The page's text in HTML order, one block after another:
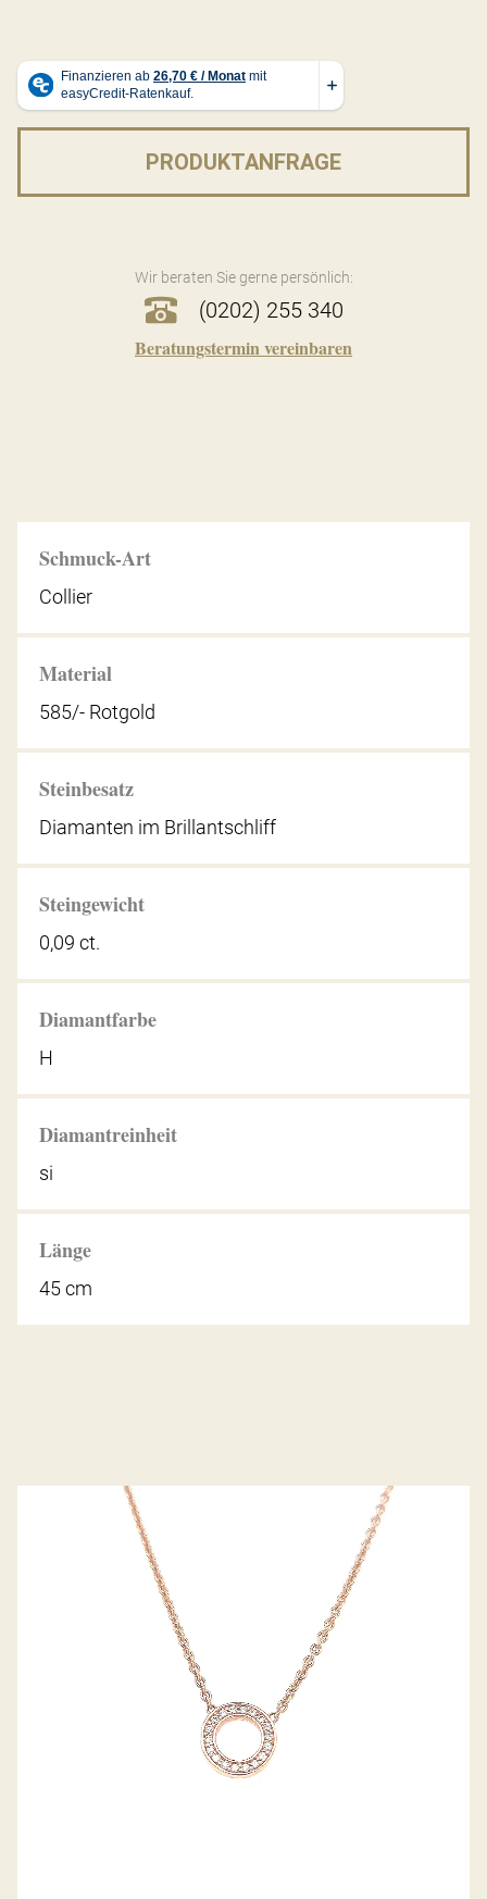
PRODUKTANFRAGE
Wir beraten Sie gerne persönlich:
(0202) 255 340
Beratungstermin vereinbaren
Schmuck-Art
Collier
Material
585/- Rotgold
Steinbesatz
Diamanten im Brillantschliff
Steingewicht
0,09 ct.
Diamantfarbe
H
Diamantreinheit
si
Länge
45 cm